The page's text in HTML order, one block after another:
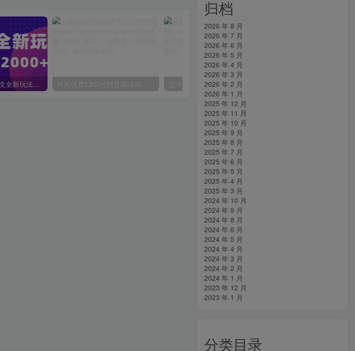
10432期）小说推文全新玩法，5分钟一条原创视频，结合中视频bilibili赚多份收益 外面收费2300的抖音高清60帧视频教程，保证你能学会如何制作视频（教程+插件）
归档
2026 年 8 月
2026 年 7 月
2026 年 6 月
2026 年 5 月
2026 年 4 月
2026 年 3 月
2026 年 2 月
2026 年 1 月
2025 年 12 月
2025 年 11 月
2025 年 10 月
2025 年 9 月
2025 年 8 月
2025 年 7 月
2025 年 6 月
2025 年 5 月
2025 年 4 月
2025 年 3 月
2024 年 10 月
2024 年 9 月
2024 年 8 月
2024 年 6 月
2024 年 5 月
2024 年 4 月
2024 年 3 月
2024 年 2 月
2024 年 1 月
2023 年 12 月
2023 年 1 月
分类目录